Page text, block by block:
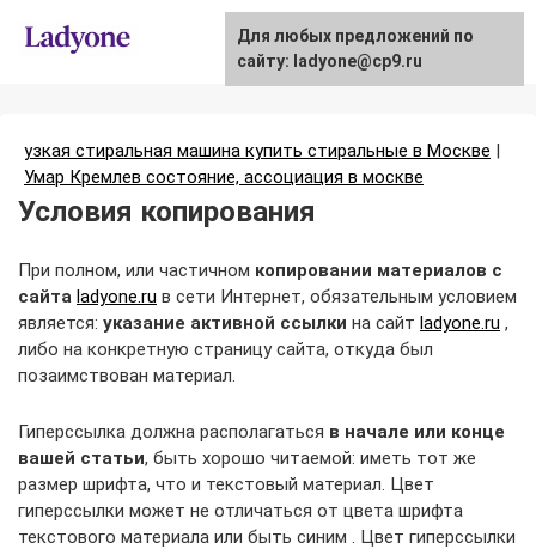
узкая стиральная машина купить стиральные в Москве |
Умар Кремлев состояние, ассоциация в москве
Условия копирования
При полном, или частичном копировании материалов c
сайта ladyone.ru в сети Интернет, обязательным условием
является: указание активной ссылки на сайт ladyone.ru ,
либо на конкретную страницу сайта, откуда был
позаимствован материал.
Гиперссылка должна располагаться в начале или конце
вашей статьи, быть хорошо читаемой: иметь тот же
размер шрифта, что и текстовый материал. Цвет
гиперссылки может не отличаться от цвета шрифта
текстового материала или быть синим . Цвет гиперссылки
Для любых предложений по
сайту: ladyone@cp9.ru